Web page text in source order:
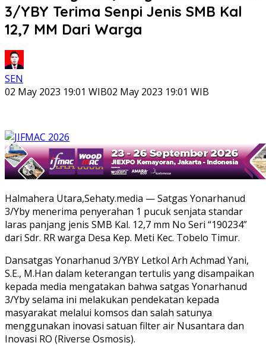
3/YBY Terima Senpi Jenis SMB Kal
12,7 MM Dari Warga
SEN
02 May 2023 19:01 WIB02 May 2023 19:01 WIB
Halmahera Utara,Sehaty.media — Satgas Yonarhanud
3/Yby menerima penyerahan 1 pucuk senjata standar
laras panjang jenis SMB Kal. 12,7 mm No Seri “190234”
dari Sdr. RR warga Desa Kep. Meti Kec. Tobelo Timur.
Dansatgas Yonarhanud 3/YBY Letkol Arh Achmad Yani,
S.E., M.Han dalam keterangan tertulis yang disampaikan
kepada media mengatakan bahwa satgas Yonarhanud
3/Yby selama ini melakukan pendekatan kepada
masyarakat melalui komsos dan salah satunya
menggunakan inovasi satuan filter air Nusantara dan
Inovasi RO (Riverse Osmosis).